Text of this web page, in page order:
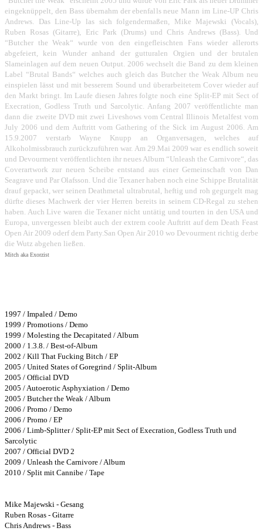
eingeknüppelt, den Bass übernahm der ebenfalls neue Mann im Line-UP Chris
Andrews. Das Line-Up las sich folgendermaßen, Mike Majewski (Vocals),
Ruben Rosas (Gitarre), Eric Park (Drums) und Chris Andrews (Bass). Und
“Butcher the Weak“ wurde von den eingefleischten Fans wieder allerorts
abgefeiert, kein Wunder anhand der gutturalen Orgien und der brutalen
Slameinlagen auf dem neuen Output. 2006 wechselt die Band zu dem kleinen
Label “Brutal Bands“ welches auch gleich das Butcher the Weak Album neu
einspielen lässt und mit besserem Sound und überarbeitetem Cover wieder auf
den Markt bringt. Im Laufe diesen Jahres folgte noch eine Split-EP mit Sect of
Execration, Godless Truth und Sarcolytic. Anfang 2007 veröffentlichte man
dann die zweite DVD mit zwei Liveshows vom Central Illinois Metalfest vom
July 2006 und dem Auftritt vom Gathering of the Sick im August 2006. Am
15.9.2007 verstarb Wayne Knupp an Organversagen, welches auf
Alkoholmissbrauch zurückzuführen war. Am 29.Mai 2009 war es endlich soweit
und Devourment veröffentlichten ihr neues Album “Unleash the Carnivore“, das
Coverartwork zur neuen Scheibe entstand aus einer Gemeinschaft von Dan
Seagrave und Par Olafsson. Und die Texaner haben noch eine Schippe Brutalität
drauf gepackt, wer seinen Deathmetal ultrabrutal, heftig und roh gegurgelt mag
dürfte dieses Machwerk der vier Herren bereits in seinem CD-Regal zu stehen
haben. Auch Live waren die Texaner nicht untätig und tourten in den USA und
Europa, unvergessen bleibt auch der extrem coole Auftritt auf dem Death Feast
Open Air 2009 oderf dem Party.San Open Air 2010 wo Devourment richtig derbe
die Wutz abgehen ließen.
Mitch aka Exorzist
1997 / Impaled / Demo
1999 / Promotions / Demo
1999 / Molesting the Decapitated / Album
2000 / 1.3.8. / Best-of-Album
2002 / Kill That Fucking Bitch / EP
2005 / United States of Goregrind / Split-Album
2005 / Official DVD
2005 / Autoerotic Asphyxiation / Demo
2005 / Butcher the Weak / Album
2006 / Promo / Demo
2006 / Promo / EP
2006 / Limb-Splitter / Split-EP mit Sect of Execration, Godless Truth und
Sarcolytic
2007 / Official DVD 2
2009 / Unleash the Carnivore / Album
2010 / Split mit Cannibe / Tape
Mike Majewski - Gesang
Ruben Rosas - Gitarre
Chris Andrews - Bass